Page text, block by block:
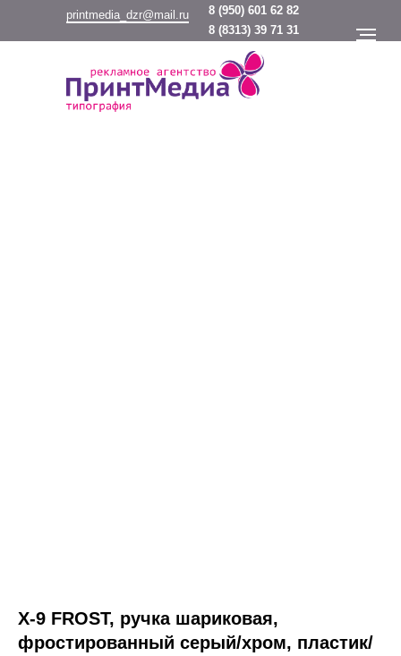
8 (950) 601 62 82
printmedia_dzr@mail.ru
8 (8313) 39 71 31
X-9 FROST, ручка шариковая,
фростированный серый/хром, пластик/